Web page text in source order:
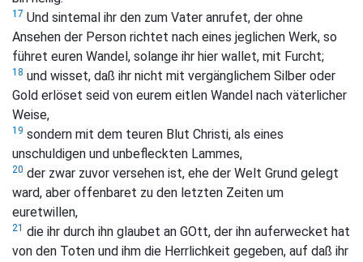
17 Und sintemal ihr den zum Vater anrufet, der ohne
Ansehen der Person richtet nach eines jeglichen Werk, so
führet euren Wandel, solange ihr hier wallet, mit Furcht;
18 und wisset, daß ihr nicht mit vergänglichem Silber oder
Gold erlöset seid von eurem eitlen Wandel nach väterlicher
Weise,
19 sondern mit dem teuren Blut Christi, als eines
unschuldigen und unbefleckten Lammes,
20 der zwar zuvor versehen ist, ehe der Welt Grund gelegt
ward, aber offenbaret zu den letzten Zeiten um
euretwillen,
21 die ihr durch ihn glaubet an GOtt, der ihn auferwecket hat
von den Toten und ihm die Herrlichkeit gegeben, auf daß ihr